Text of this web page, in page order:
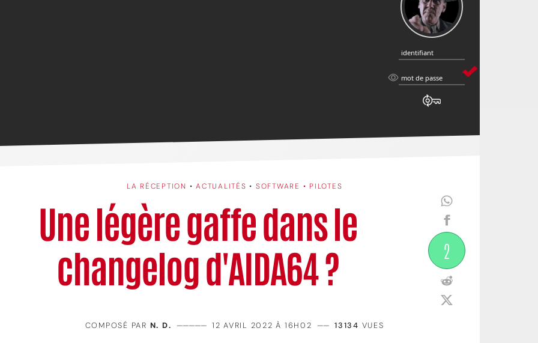
identifiant
identifiant
mot
mot de passe
LA RÉCEPTION • ACTUALITÉS • SOFTWARE • PILOTES
Une légère gaffe dans le
changelog d'AIDA64 ?
2
COMPOSÉ PAR N. D. ————— 12 AVRIL 2022 À 16H02 —— 13134 VUES